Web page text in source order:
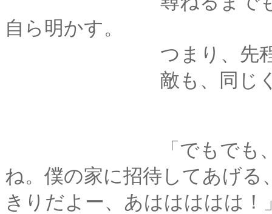
自ら明かす。
つまり、先程捕ま
敵も、同じく身代
「でもでも、もう邪
ね。僕の家に招待してあげ
きりだよー、あははははは！